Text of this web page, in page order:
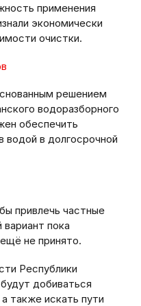
применения
экономически
очистки.
решением
водоразборного
обеспечить
водой в долгосрочной
привлечь частные
пока
не принято.
Республики
добиваться
также искать пути